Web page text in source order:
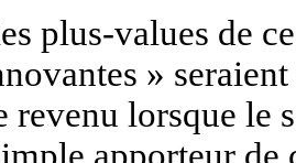
plus-values de
»
revenu lorsque le